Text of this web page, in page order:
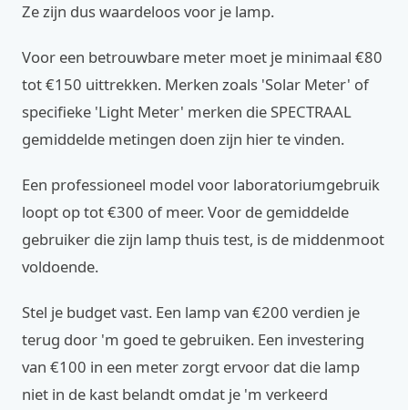
Ze zijn dus waardeloos voor je lamp.
Voor een betrouwbare meter moet je minimaal €80
tot €150 uittrekken. Merken zoals 'Solar Meter' of
specifieke 'Light Meter' merken die SPECTRAAL
gemiddelde metingen doen zijn hier te vinden.
Een professioneel model voor laboratoriumgebruik
loopt op tot €300 of meer. Voor de gemiddelde
gebruiker die zijn lamp thuis test, is de middenmoot
voldoende.
Stel je budget vast. Een lamp van €200 verdien je
terug door 'm goed te gebruiken. Een investering
van €100 in een meter zorgt ervoor dat die lamp
niet in de kast belandt omdat je 'm verkeerd